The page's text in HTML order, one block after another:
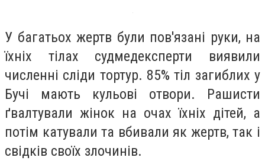
У багатьох жертв були пов'язані руки, на
їхніх тілах судмедексперти виявили
численні сліди тортур. 85% тіл загиблих у
Бучі мають кульові отвори. Рашисти
ґвалтували жінок на очах їхніх дітей, а
потім катували та вбивали як жертв, так і
свідків своїх злочинів.